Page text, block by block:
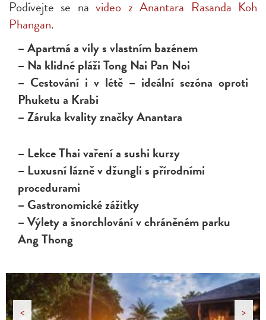
Podívejte se navideo z Anantara Rasanda Koh
Phangan.
– Apartmá a vily s vlastním bazénem
– Na klidné pláži Tong Nai Pan Noi
– Cestování i v létě – ideální sezóna oproti
Phuketu a Krabi
– Záruka kvality značky Anantara
– Lekce Thai vaření a sushi kurzy
– Luxusní lázně v džungli s přírodními
procedurami
– Gastronomické zážitky
– Výlety a šnorchlování v chráněném parku
Ang Thong
< >